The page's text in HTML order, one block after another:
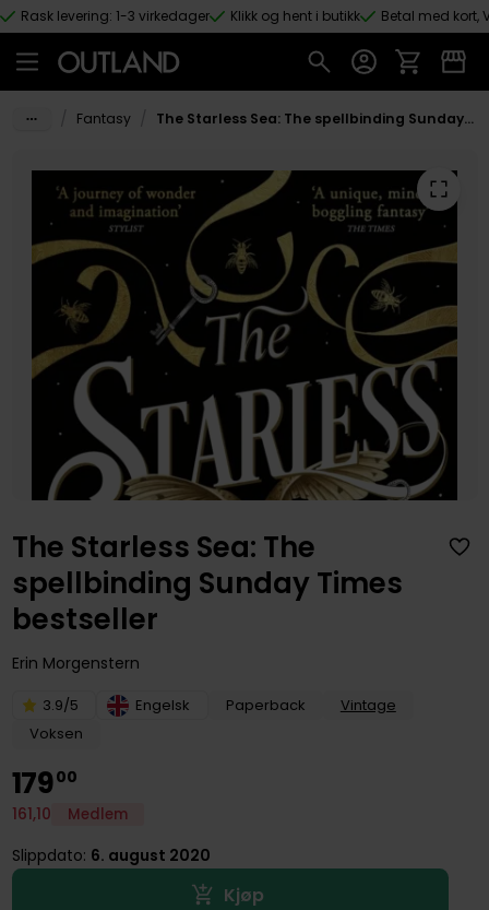
Hopp til hovedinnhold
Rask levering: 1-3 virkedager Klikk og hent i butikk Betal med kort,
Fantasy The Starless Sea: The spellbinding Sunday Times bestseller
The Starless Sea: The
spellbinding Sunday Times
bestseller
Erin Morgenstern
3.9/5 Engelsk Paperback
Vintage
Voksen
17900
161,10 Medlem
Slippdato: 6. august 2020
Kjøp